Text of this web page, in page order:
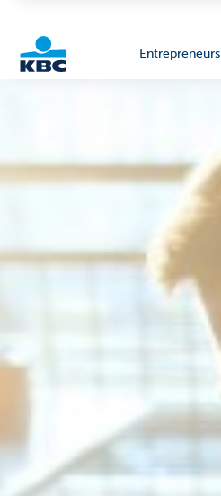
Entrepreneurs
Entrepreneurs